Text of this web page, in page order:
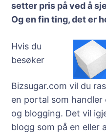
setter pris på ved å
Og en fin ting, det er
Hvis du
besøker
Bizsugar.com vil du
en portal som handler
og blogging. Det vil
blogg som på en eller